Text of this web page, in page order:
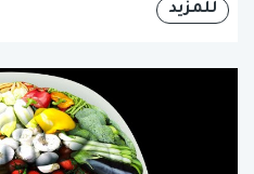
للمزيد